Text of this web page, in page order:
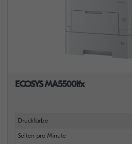
ECOSYS MA5500ifx
Druckfarbe
Seiten pro Minute